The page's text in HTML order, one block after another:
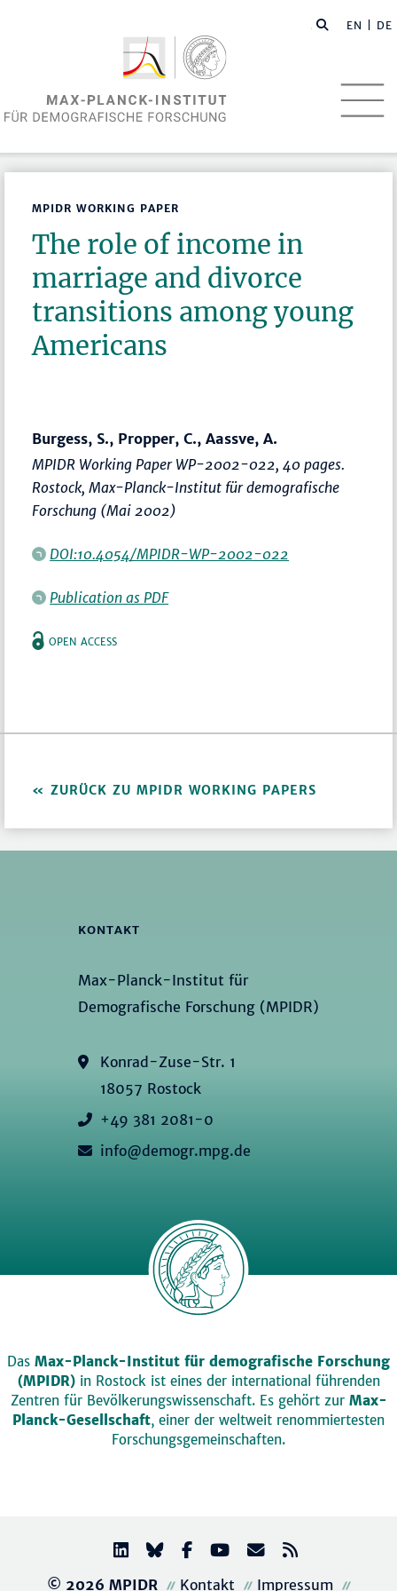
EN | DE
MPIDR WORKING PAPER
The role of income in
marriage and divorce
transitions among young
Americans
Burgess, S., Propper, C., Aassve, A.
MPIDR Working Paper WP-2002-022, 40 pages.
Rostock, Max-Planck-Institut für demografische
Forschung (Mai 2002)
DOI:10.4054/MPIDR-WP-2002-022
Publication as PDF
OPEN ACCESS
ZURÜCK ZU MPIDR WORKING PAPERS
KONTAKT
Max-Planck-Institut für
Demografische Forschung (MPIDR)
Konrad-Zuse-Str. 1
18057 Rostock
+49 381 2081-0
info@demogr.mpg.de
Das Max-Planck-Institut für demografische Forschung
(MPIDR)in Rostock ist eines der international führenden
Zentren für Bevölkerungswissenschaft. Es gehört zur Max-
Planck-Gesellschaft, einer der weltweit renommiertesten
Forschungsgemeinschaften.
© 2026 MPIDR Kontakt Impressum